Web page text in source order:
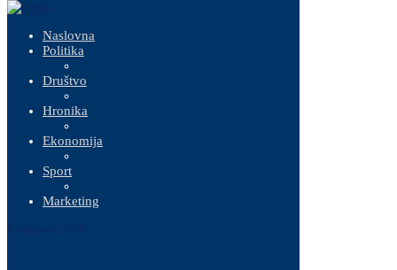
Naslovna
Politika
Društvo
Hronika
Ekonomija
Sport
Marketing